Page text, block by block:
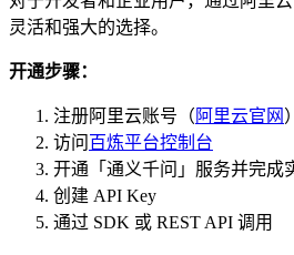
灵活和强大的选择。
开通步骤：
注册阿里云账号（ 阿里云官网 ）
访问 百炼平台控制台
开通「通义千问」服务并完成
创建 API Key
通过 SDK 或 REST API 调用